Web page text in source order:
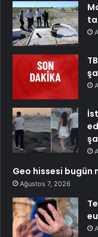
Geo hissesi bugün
Ağustos 7, 2026